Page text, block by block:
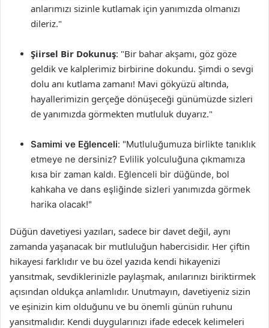
anlarımızı sizinle kutlamak için yanımızda olmanızı
dileriz."
Şiirsel Bir Dokunuş: "Bir bahar akşamı, göz göze
geldik ve kalplerimiz birbirine dokundu. Şimdi o sevgi
dolu anı kutlama zamanı! Mavi gökyüzü altında,
hayallerimizin gerçeğe dönüşeceği günümüzde sizleri
de yanımızda görmekten mutluluk duyarız."
Samimi ve Eğlenceli: "Mutluluğumuza birlikte tanıklık
etmeye ne dersiniz? Evlilik yolculuğuna çıkmamıza
kısa bir zaman kaldı. Eğlenceli bir düğünde, bol
kahkaha ve dans eşliğinde sizleri yanımızda görmek
harika olacak!"
Düğün davetiyesi yazıları, sadece bir davet değil, aynı
zamanda yaşanacak bir mutluluğun habercisidir. Her çiftin
hikayesi farklıdır ve bu özel yazıda kendi hikayenizi
yansıtmak, sevdiklerinizle paylaşmak, anılarınızı biriktirmek
açısından oldukça anlamlıdır. Unutmayın, davetiyeniz sizin
ve eşinizin kim olduğunu ve bu önemli günün ruhunu
yansıtmalıdır. Kendi duygularınızı ifade edecek kelimeleri